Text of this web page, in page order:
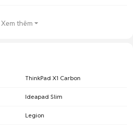
Xem thêm
ThinkPad X1 Carbon
Ideapad Slim
Legion